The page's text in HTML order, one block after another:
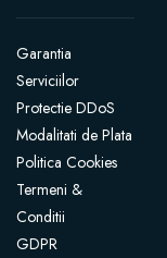
Garantia
Serviciilor
Protectie DDoS
Modalitati de Plata
Politica Cookies
Termeni &
Conditii
GDPR